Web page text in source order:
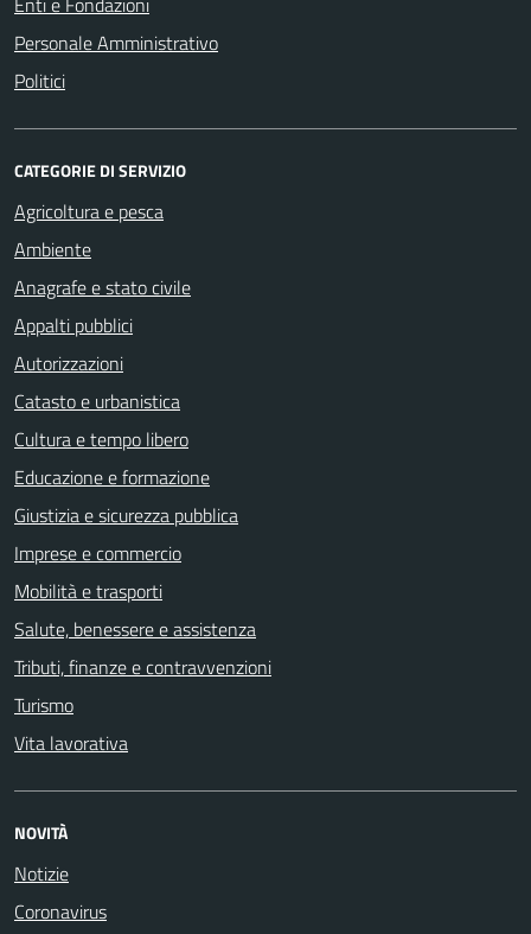
Personale Amministrativo
Politici
CATEGORIE DI SERVIZIO
Agricoltura e pesca
Ambiente
Anagrafe e stato civile
Appalti pubblici
Autorizzazioni
Catasto e urbanistica
Cultura e tempo libero
Educazione e formazione
Giustizia e sicurezza pubblica
Imprese e commercio
Mobilità e trasporti
Salute, benessere e assistenza
Tributi, finanze e contravvenzioni
Turismo
Vita lavorativa
NOVITÀ
Notizie
Coronavirus